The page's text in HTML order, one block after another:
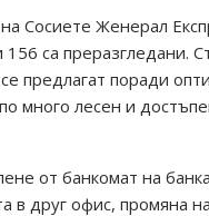
Сосиете Женерал
са преразгледани.
предлагат поради
много лесен и
от банкомат на
в друг офис, промяна